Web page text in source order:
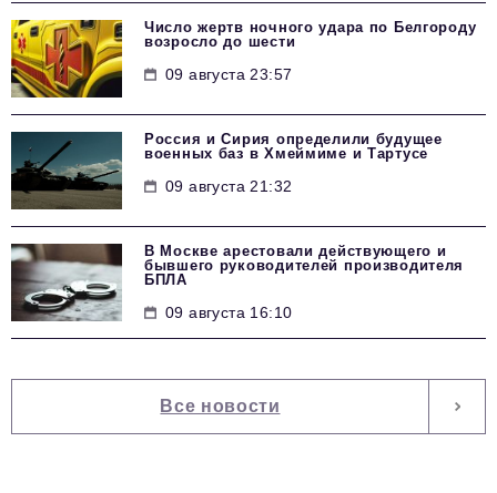
Число жертв ночного удара по Белгороду
возросло до шести
09 августа 23:57
Россия и Сирия определили будущее
военных баз в Хмеймиме и Тартусе
09 августа 21:32
В Москве арестовали действующего и
бывшего руководителей производителя
БПЛА
09 августа 16:10
Все новости